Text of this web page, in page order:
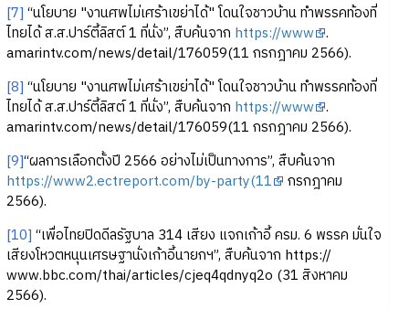
[7] “นโยบาย "งานศพไม่เศร้าเขย่าได้" โดนใจชาวบ้าน ทำพรรคท้องที่
ไทยได้ ส.ส.ปาร์ตี้ลิสต์ 1 ที่นั่ง”, สืบค้นจาก https://www .
amarintv.com/news/detail/176059(11 กรกฎาคม 2566).
[8] “นโยบาย "งานศพไม่เศร้าเขย่าได้" โดนใจชาวบ้าน ทำพรรคท้องที่
ไทยได้ ส.ส.ปาร์ตี้ลิสต์ 1 ที่นั่ง”, สืบค้นจาก https://www .
amarintv.com/news/detail/176059(11 กรกฎาคม 2566).
[9]“ผลการเลือกตั้งปี 2566 อย่างไม่เป็นทางการ”, สืบค้นจาก
https://www2.ectreport.com/by-party(11
กรกฎาคม
2566).
[10] “เพื่อไทยปิดดีลรัฐบาล 314 เสียง แจกเก้าอี้ ครม. 6 พรรค มั่นใจ
เสียงโหวตหนุนเศรษฐานั่งเก้าอี้นายกฯ”, สืบค้นจาก https://
www.bbc.com/thai/articles/cjeq4qdnyq2o (31 สิงหาคม
2566).